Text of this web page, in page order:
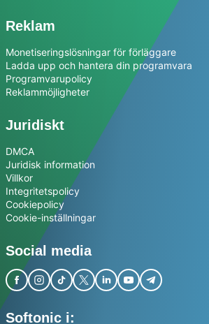
Reklam
Monetiseringslösningar för förläggare
Ladda upp och hantera din programvara
Programvarupolicy
Reklammöjligheter
Juridiskt
DMCA
Juridisk information
Villkor
Integritetspolicy
Cookiepolicy
Cookie-inställningar
Social media
Softonic i: